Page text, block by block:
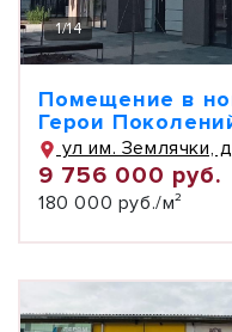
1/14
Помещение в
Герои
ул им. Землячки,
9 756 000 руб.
180 000 руб./м²